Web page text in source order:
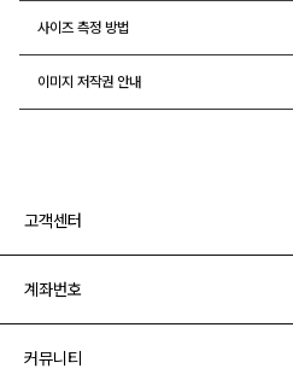
사이즈 측정 방법
이미지 저작권 안내
고객센터
계좌번호
커뮤니티